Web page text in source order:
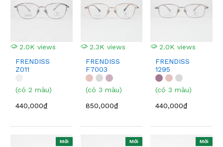
2.0K views
FRENDISS
Z011
(có 2 màu)
440,000₫
2.3K views
FRENDISS
F7003
(có 3 màu)
850,000₫
2.0K views
FRENDISS
1295
(có 3 màu)
440,000₫
Mới Mới Mới